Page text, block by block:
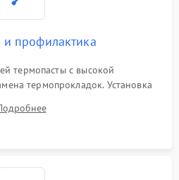
и профилактика
термопасты с высокой
термопрокладок. Установка
накопителей. Предварительная